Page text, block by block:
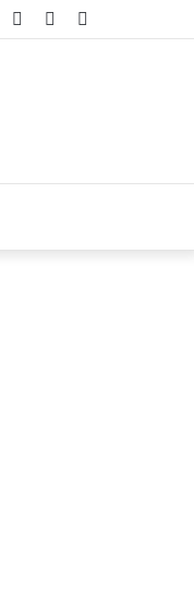
Telegram
Instagram
YouTube